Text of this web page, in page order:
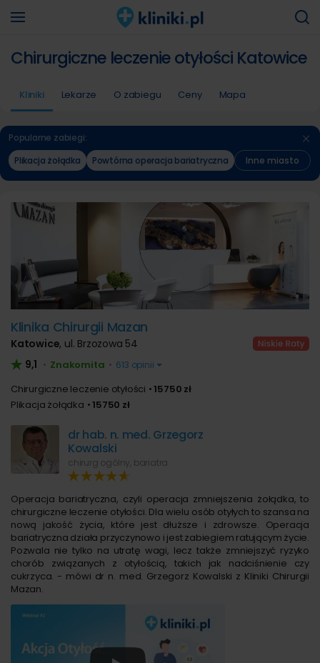
Chirurgiczne leczenie otyłości Katowice
Kliniki Lekarze O zabiegu Ceny Mapa
Popularne zabiegi:
Plikacja żołądka
Powtórna operacja bariatryczna Inne miasto
Klinika Chirurgii Mazan
Katowice, ul. Brzozowa 54
9,1 • Znakomita • 613 opinii
Chirurgiczne leczenie otyłości
15750 zł
Plikacja żołądka
15750 zł
dr hab. n. med. Grzegorz
Kowalski
chirurg ogólny, bariatra
Operacja bariatryczna, czyli operacja zmniejszenia żołądka, to
chirurgiczne leczenie otyłości. Dla wielu osób otyłych to szansa na
nową jakość życia, które jest dłuższe i zdrowsze. Operacja
bariatryczna działa przyczynowo i jest zabiegiem ratującym życie.
Pozwala nie tylko na utratę wagi, lecz także zmniejszyć ryzyko
chorób związanych z otyłością, takich jak nadciśnienie czy
cukrzyca. - mówi dr n. med. Grzegorz Kowalski z Kliniki Chirurgii
Mazan.